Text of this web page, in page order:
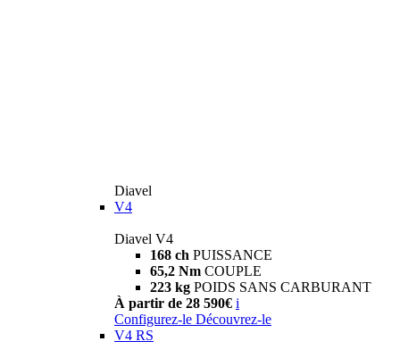
Diavel
V4
Diavel V4
168 ch PUISSANCE
65,2 Nm COUPLE
223 kg POIDS SANS CARBURANT
À partir de 28 590€ i
Configurez-le Découvrez-le
V4 RS